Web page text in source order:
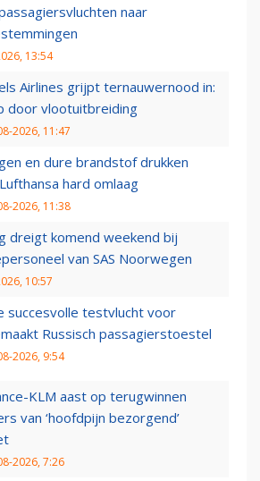
naar
13:54
Airlines grijpt ternauwernood in:
door vlootuitbreiding
2026, 11:47
en dure brandstof drukken
hard omlaag
2026, 11:38
dreigt komend weekend bij
van SAS Noorwegen
10:57
succesvolle testvlucht voor
Russisch passagierstoestel
2026, 9:54
KLM aast op terugwinnen
van ‘hoofdpijn bezorgend’
2026, 7:26